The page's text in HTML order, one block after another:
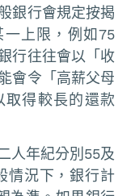
銀行會規定按揭
上限，例如75
行往往會以「收
會令「高薪父母
得較長的還款
人年紀分別55及
情況下，銀行計